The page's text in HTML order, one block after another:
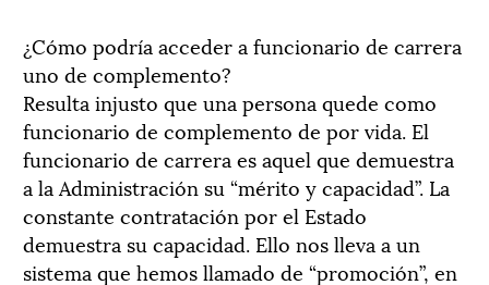
¿Cómo podría acceder a funcionario de carrera
uno de complemento?
Resulta injusto que una persona quede como
funcionario de complemento de por vida. El
funcionario de carrera es aquel que demuestra
a la Administración su “mérito y capacidad”. La
constante contratación por el Estado
demuestra su capacidad. Ello nos lleva a un
sistema que hemos llamado de “promoción”, en